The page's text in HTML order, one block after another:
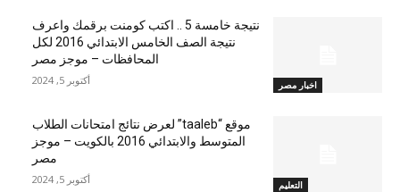
اخبار مصر
نتيجة خامسة 5 .. اكتب كومنت برقمك واعرف
نتيجة الصف الخامس الابتدائي 2016 لكل
المحافظات – موجز مصر
أكتوبر 5, 2024
التعليم
موقع “taaleb” لعرض نتائج امتحانات الطلاب
المتوسط والابتدائي 2016 بالكويت – موجز
مصر
أكتوبر 5, 2024